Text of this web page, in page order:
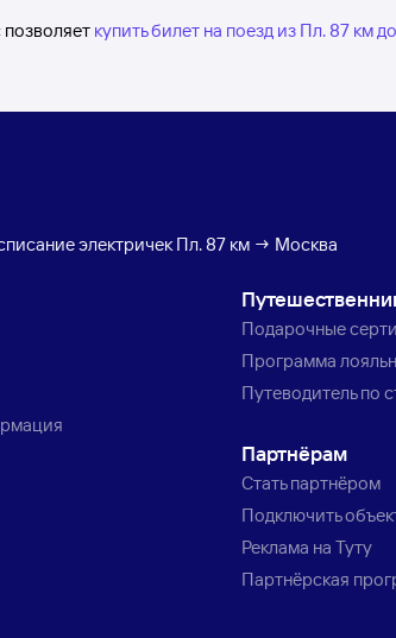
купить билет на поезд из Пл. 87 км
электричек Пл. 87 км → Москва
Подарочные
Программа
Путеводитель по
Партнёрам
Стать партнёром
Подключить
Реклама на Туту
Партнёрская